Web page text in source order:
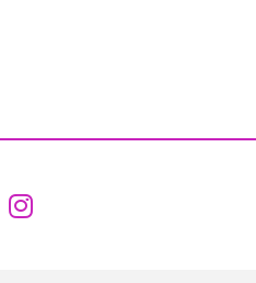
Aceder ao
Aceder ao